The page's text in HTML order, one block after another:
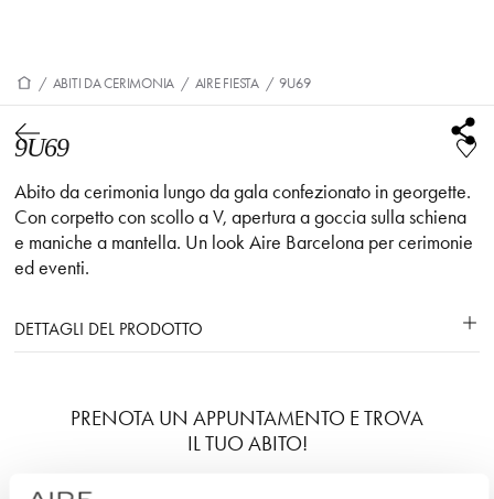
/ ABITI DA CERIMONIA / AIRE FIESTA / 9U69
9U69
Abito da cerimonia lungo da gala confezionato in georgette.
Con corpetto con scollo a V, apertura a goccia sulla schiena
e maniche a mantella. Un look Aire Barcelona per cerimonie
ed eventi.
DETTAGLI DEL PRODOTTO
PRENOTA UN APPUNTAMENTO E TROVA
IL TUO ABITO!